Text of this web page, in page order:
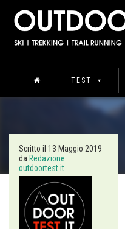
TEST
Scritto il 13 Maggio 2019
da Redazione
outdoortest.it